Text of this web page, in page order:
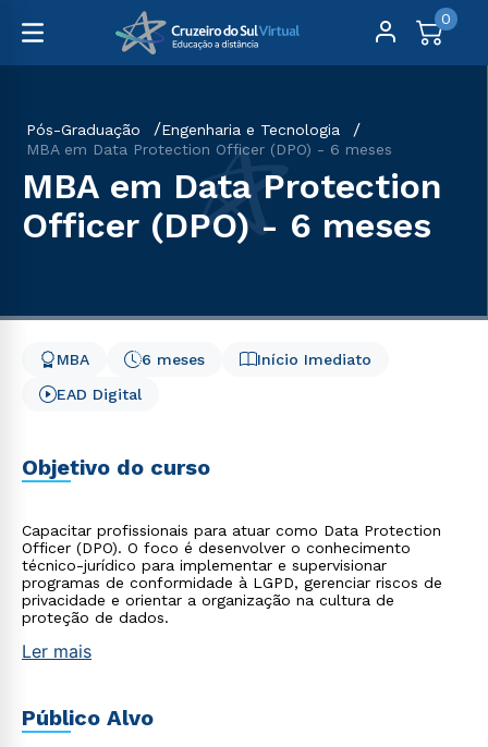
0
Pós-Graduação
Engenharia e Tecnologia
MBA em Data Protection Officer (DPO) - 6 meses
MBA em Data Protection
Officer (DPO) - 6 meses
Início Imediato
6 meses
MBA
EAD Digital
Objetivo do curso
Capacitar profissionais para atuar como Data Protection
Officer (DPO). O foco é desenvolver o conhecimento
técnico-jurídico para implementar e supervisionar
programas de conformidade à LGPD, gerenciar riscos de
privacidade e orientar a organização na cultura de
proteção de dados.
Ler mais
Público Alvo